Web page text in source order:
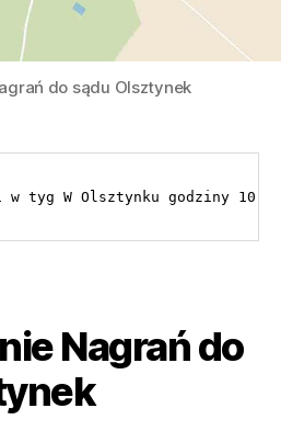
do sądu Olsztynek
tyg W Olsztynku godziny
Nagrań do